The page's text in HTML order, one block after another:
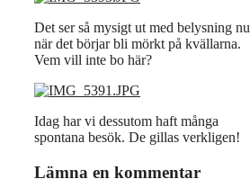
Det ser så mysigt ut med belysning nu
när det börjar bli mörkt på kvällarna.
Vem vill inte bo här?
Idag har vi dessutom haft många
spontana besök. De gillas verkligen!
Lämna en kommentar